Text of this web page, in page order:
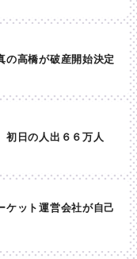
高橋が破産開始決定
初日の人出６６万人
ケット運営会社が自己